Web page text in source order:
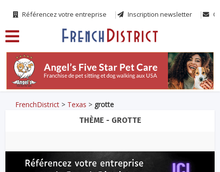
Référencez votre entreprise Inscription newsletter
FrenchDistrict > Texas > grotte
THÈME - GROTTE